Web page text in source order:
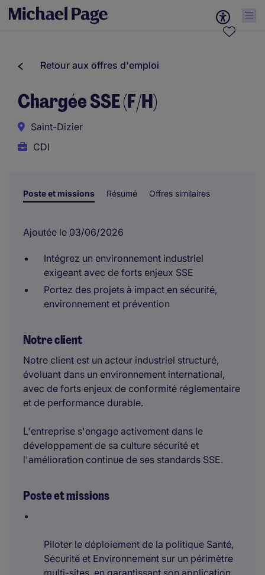
Retour aux offres d'emploi
Chargée SSE (F/H)
Saint-Dizier
CDI
Poste et missions Résumé Offres similaires
Ajoutée le 03/06/2026
Intégrez un environnement industriel
exigeant avec de forts enjeux SSE
Portez des projets à impact en sécurité,
environnement et prévention
Notre client
Notre client est un acteur industriel structuré,
évoluant dans un environnement international,
avec de forts enjeux de conformité réglementaire
et de performance durable.
L'entreprise s'engage activement dans le
développement de sa culture sécurité et
l'amélioration continue de ses standards SSE.
Poste et missions
Piloter le déploiement de la politique Santé,
Sécurité et Environnement sur un périmètre
multi-sites, en garantissant son application